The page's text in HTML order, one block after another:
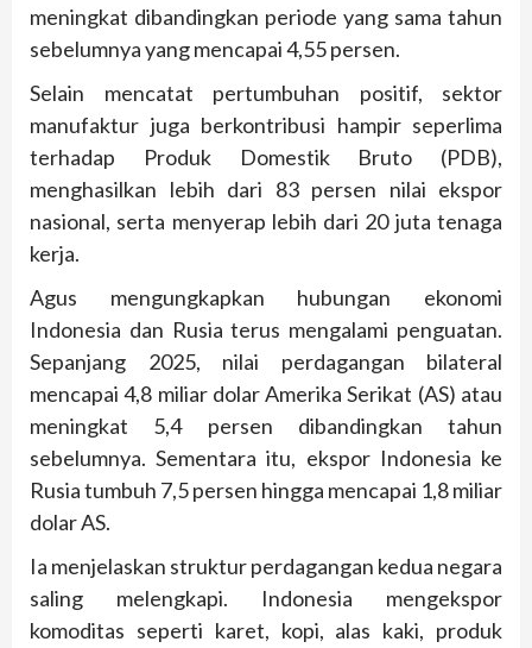
meningkat dibandingkan periode yang sama tahun
sebelumnya yang mencapai 4,55 persen.
Selain mencatat pertumbuhan positif, sektor
manufaktur juga berkontribusi hampir seperlima
terhadap Produk Domestik Bruto (PDB),
menghasilkan lebih dari 83 persen nilai ekspor
nasional, serta menyerap lebih dari 20 juta tenaga
kerja.
Agus mengungkapkan hubungan ekonomi
Indonesia dan Rusia terus mengalami penguatan.
Sepanjang 2025, nilai perdagangan bilateral
mencapai 4,8 miliar dolar Amerika Serikat (AS) atau
meningkat 5,4 persen dibandingkan tahun
sebelumnya. Sementara itu, ekspor Indonesia ke
Rusia tumbuh 7,5 persen hingga mencapai 1,8 miliar
dolar AS.
Ia menjelaskan struktur perdagangan kedua negara
saling melengkapi. Indonesia mengekspor
komoditas seperti karet, kopi, alas kaki, produk